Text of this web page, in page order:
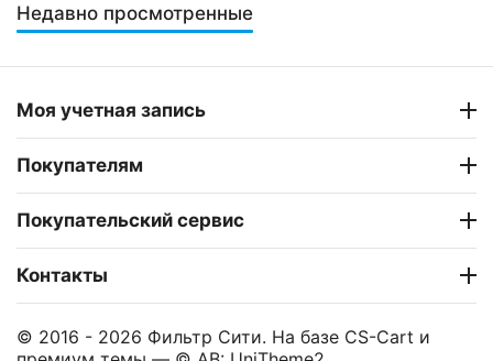
Недавно просмотренные
Моя учетная запись
Покупателям
Покупательский сервис
Контакты
© 2016 - 2026 Фильтр Сити. На базе CS-Cart и